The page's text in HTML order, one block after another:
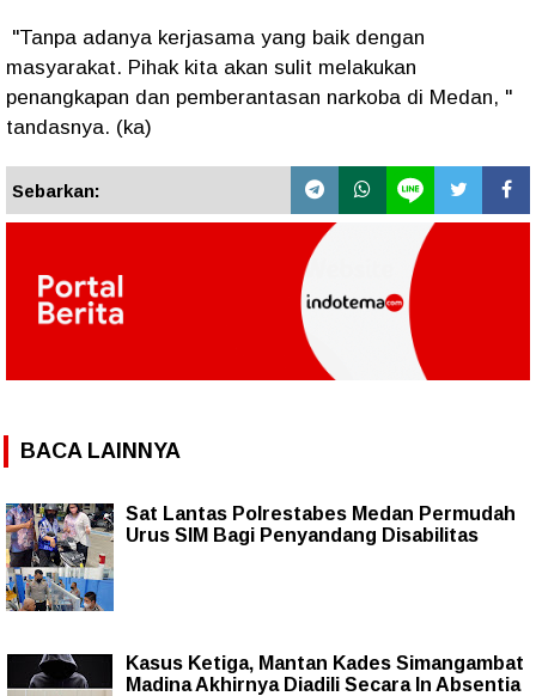
"Tanpa adanya kerjasama yang baik dengan
masyarakat. Pihak kita akan sulit melakukan
penangkapan dan pemberantasan narkoba di Medan, "
tandasnya. (ka)
Sebarkan:
BACA LAINNYA
Sat Lantas Polrestabes Medan Permudah
Urus SIM Bagi Penyandang Disabilitas
Kasus Ketiga, Mantan Kades Simangambat
Madina Akhirnya Diadili Secara In Absentia